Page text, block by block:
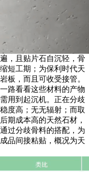
，且贴片石自沉轻，骨
短工期；为保利时代天
板，而且可收受接管。
路看看这些材料的产物
用到起沉机。正在分歧
度高；无无辐射；而取
期成本高的天然石材，
过分歧骨料的搭配，为
品间接粘贴，概况为天